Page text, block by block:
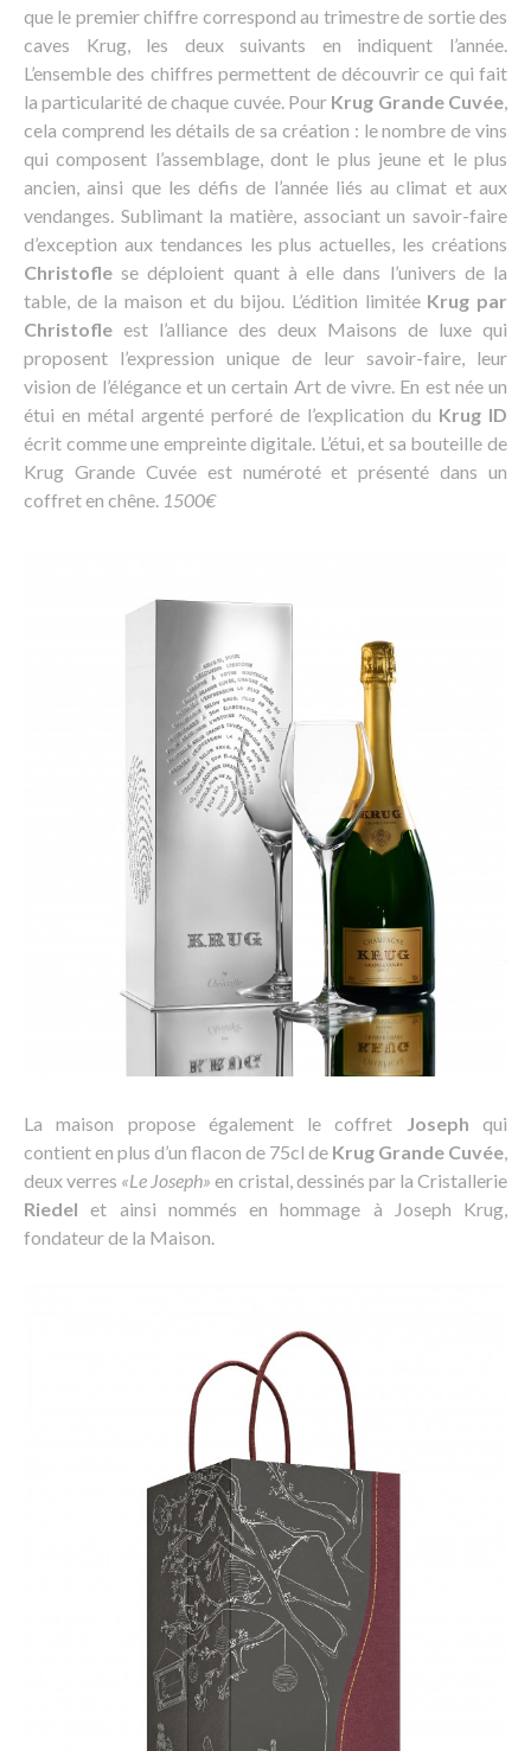
que le premier chiffre correspond au trimestre de sortie des
caves Krug, les deux suivants en indiquent l’année.
L’ensemble des chiffres permettent de découvrir ce qui fait
la particularité de chaque cuvée. Pour Krug Grande Cuvée
cela comprend les détails de sa création : le nombre de vins
qui composent l’assemblage, dont le plus jeune et le plus
ancien, ainsi que les défis de l’année liés au climat et aux
vendanges. Sublimant la matière, associant un savoir-faire
d’exception aux tendances les plus actuelles, les créations
Christofle se déploient quant à elle dans l’univers de la
table, de la maison et du bijou. L’édition limitée Krug par
Christofle est l’alliance des deux Maisons de luxe qui
proposent l’expression unique de leur savoir-faire, leur
vision de l’élégance et un certain Art de vivre. En est née un
étui en métal argenté perforé de l’explication du Krug ID
écrit comme une empreinte digitale. L’étui, et sa bouteille de
Krug Grande Cuvée est numéroté et présenté dans un
coffret en chêne. 1500€
La maison propose également le coffret Joseph qui
contient en plus d’un flacon de 75cl de Krug Grande Cuvée,
deux verres «Le Joseph» en cristal, dessinés par la Cristallerie
Riedel et ainsi nommés en hommage à Joseph Krug,
fondateur de la Maison.